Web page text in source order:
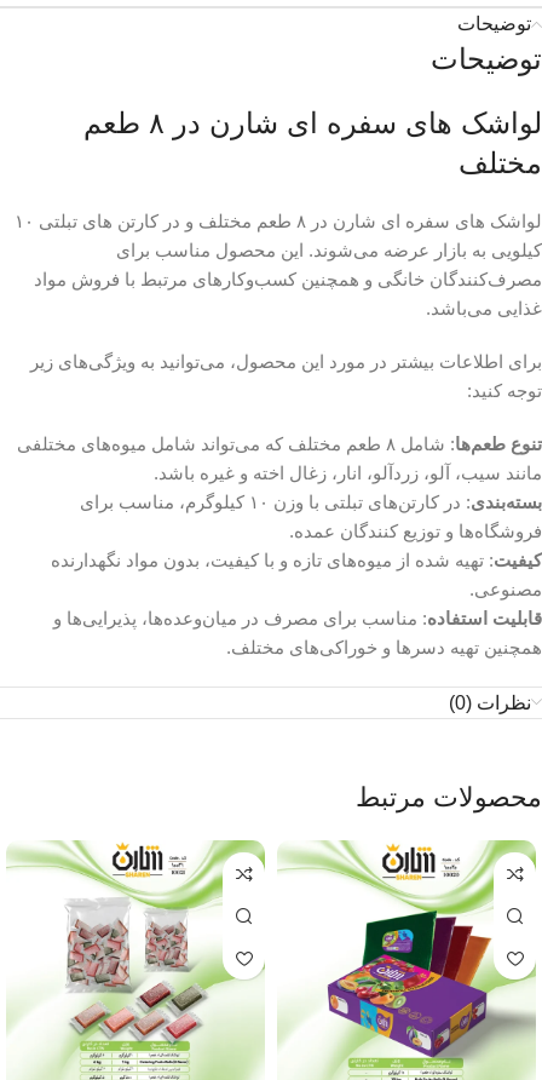
توضیحات
توضیحات
لواشک های سفره ای شارن در ۸ طعم
مختلف
لواشک های سفره ای شارن در ۸ طعم مختلف و در کارتن های تبلتی ۱۰
کیلویی به بازار عرضه می‌شوند. این محصول مناسب برای
مصرف‌کنندگان خانگی و همچنین کسب‌وکارهای مرتبط با فروش مواد
غذایی می‌باشد.
برای اطلاعات بیشتر در مورد این محصول، می‌توانید به ویژگی‌های زیر
توجه کنید:
تنوع طعم‌ها
: شامل ۸ طعم مختلف که می‌تواند شامل میوه‌های مختلفی
مانند سیب، آلو، زردآلو، انار، زغال اخته و غیره باشد.
بسته‌بندی
: در کارتن‌های تبلتی با وزن ۱۰ کیلوگرم، مناسب برای
فروشگاه‌ها و توزیع کنندگان عمده.
کیفیت: تهیه شده از میوه‌های تازه و با کیفیت، بدون مواد نگهدارنده
مصنوعی.
قابلیت استفاده: مناسب برای مصرف در میان‌وعده‌ها، پذیرایی‌ها و
همچنین تهیه دسرها و خوراکی‌های مختلف.
نظرات (0)
محصولات مرتبط